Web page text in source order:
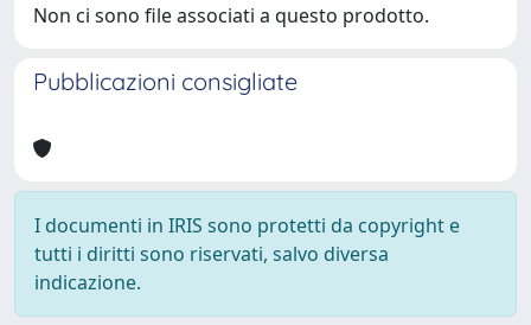
Non ci sono file associati a questo prodotto.
Pubblicazioni consigliate
I documenti in IRIS sono protetti da copyright e
tutti i diritti sono riservati, salvo diversa
indicazione.